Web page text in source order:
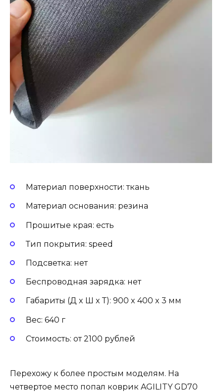
Материал поверхности: ткань
Материал основания: резина
Прошитые края: есть
Тип покрытия: speed
Подсветка: нет
Беспроводная зарядка: нет
Габариты (Д x Ш x Т): 900 x 400 x 3 мм
Вес: 640 г
Стоимость: от 2100 рублей
Перехожу к более простым моделям. На
четвертое место попал коврик AGILITY GD70